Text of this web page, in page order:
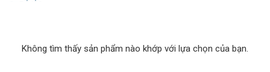
Không tìm thấy sản phẩm nào khớp với lựa chọn của bạn.